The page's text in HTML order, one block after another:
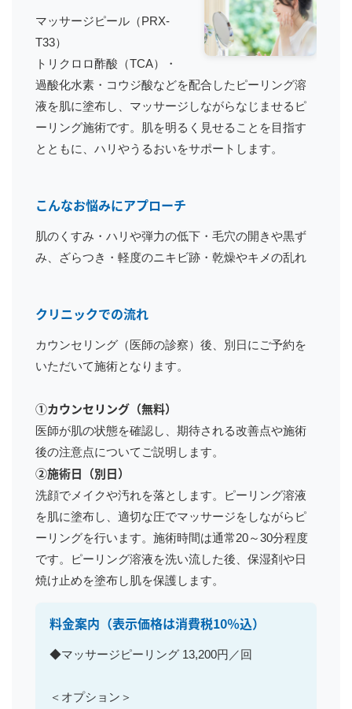
マッサージピール（PRX-
T33）
トリクロロ酢酸（TCA）・
過酸化水素・コウジ酸などを配合したピーリング溶
液を肌に塗布し、マッサージしながらなじませるピ
ーリング施術です。肌を明るく見せることを目指す
とともに、ハリやうるおいをサポートします。
こんなお悩みにアプローチ
肌のくすみ・ハリや弾力の低下・毛穴の開きや黒ず
み、ざらつき・軽度のニキビ跡・乾燥やキメの乱れ
クリニックでの流れ
カウンセリング（医師の診察）後、別日にご予約を
いただいて施術となります。
①カウンセリング（無料）
医師が肌の状態を確認し、期待される改善点や施術
後の注意点についてご説明します。
②施術日（別日）
洗顔でメイクや汚れを落とします。ピーリング溶液
を肌に塗布し、適切な圧でマッサージをしながらピ
ーリングを行います。施術時間は通常20～30分程度
です。ピーリング溶液を洗い流した後、保湿剤や日
焼け止めを塗布し肌を保護します。
料金案内 （表示価格は消費税10％込）
◆マッサージピーリング 13,200円／回
＜オプション＞